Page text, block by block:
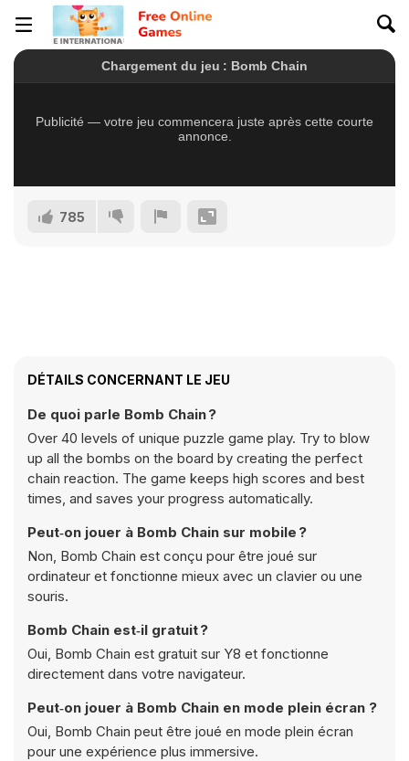
785
DÉTAILS CONCERNANT LE JEU
De quoi parle Bomb Chain ?
Over 40 levels of unique puzzle game play. Try to blow
up all the bombs on the board by creating the perfect
chain reaction. The game keeps high scores and best
times, and saves your progress automatically.
Peut‑on jouer à Bomb Chain sur mobile ?
Non, Bomb Chain est conçu pour être joué sur
ordinateur et fonctionne mieux avec un clavier ou une
souris.
Bomb Chain est‑il gratuit ?
Oui, Bomb Chain est gratuit sur Y8 et fonctionne
directement dans votre navigateur.
Peut‑on jouer à Bomb Chain en mode plein écran ?
Oui, Bomb Chain peut être joué en mode plein écran
pour une expérience plus immersive.